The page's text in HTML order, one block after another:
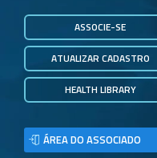
ASSOCIE-SE
ATUALIZAR CADASTRO
HEALTH LIBRARY
ÁREA DO ASSOCIADO